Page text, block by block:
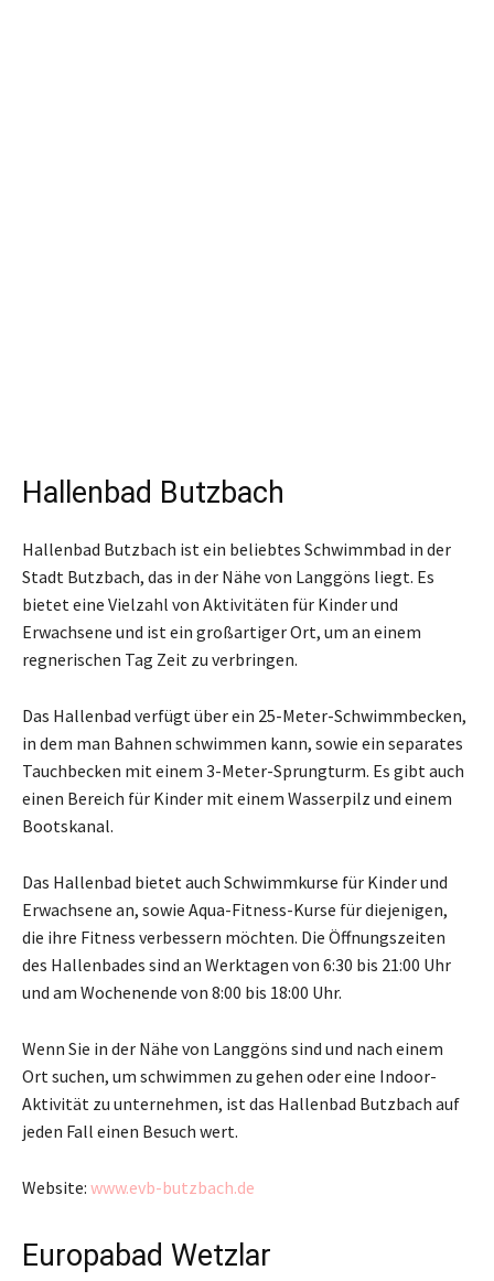
Hallenbad Butzbach
Hallenbad Butzbach ist ein beliebtes Schwimmbad in der
Stadt Butzbach, das in der Nähe von Langgöns liegt. Es
bietet eine Vielzahl von Aktivitäten für Kinder und
Erwachsene und ist ein großartiger Ort, um an einem
regnerischen Tag Zeit zu verbringen.
Das Hallenbad verfügt über ein 25-Meter-Schwimmbecken,
in dem man Bahnen schwimmen kann, sowie ein separates
Tauchbecken mit einem 3-Meter-Sprungturm. Es gibt auch
einen Bereich für Kinder mit einem Wasserpilz und einem
Bootskanal.
Das Hallenbad bietet auch Schwimmkurse für Kinder und
Erwachsene an, sowie Aqua-Fitness-Kurse für diejenigen,
die ihre Fitness verbessern möchten. Die Öffnungszeiten
des Hallenbades sind an Werktagen von 6:30 bis 21:00 Uhr
und am Wochenende von 8:00 bis 18:00 Uhr.
Wenn Sie in der Nähe von Langgöns sind und nach einem
Ort suchen, um schwimmen zu gehen oder eine Indoor-
Aktivität zu unternehmen, ist das Hallenbad Butzbach auf
jeden Fall einen Besuch wert.
Website: www.evb-butzbach.de
Europabad Wetzlar